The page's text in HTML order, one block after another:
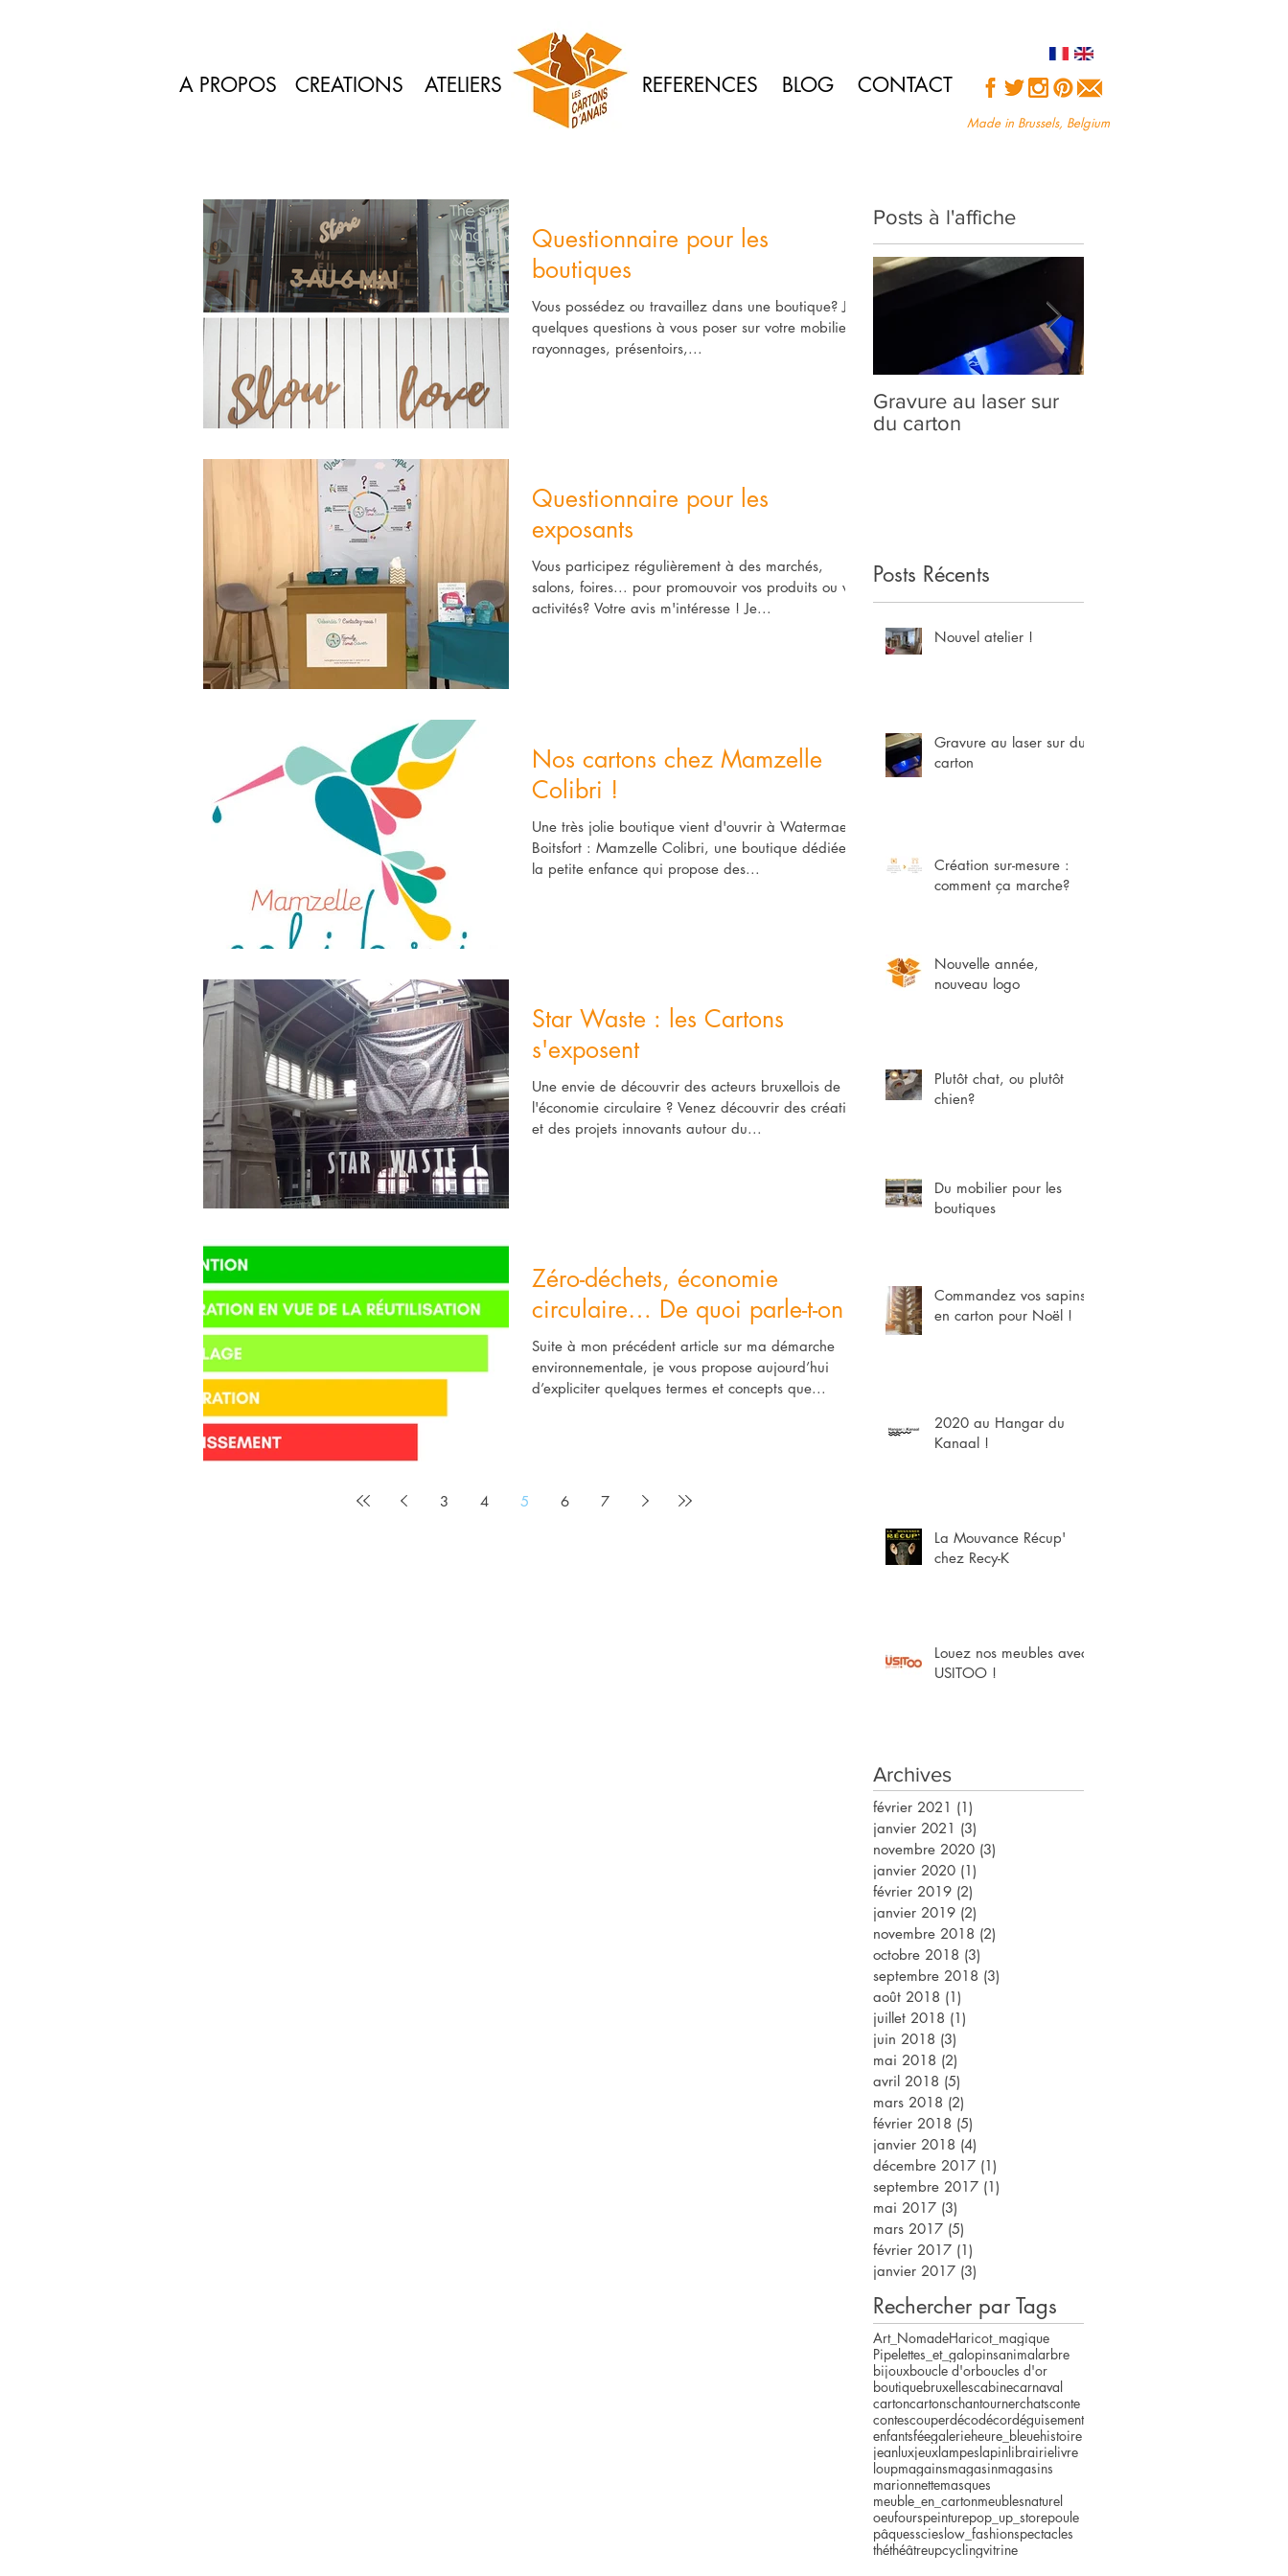
Made in Brussels, Belgium
A PROPOS CREATIONS ATELIERS REFERENCES BLOG CONTACT
Questionnaire pour les
boutiques
Vous possédez ou travaillez dans une boutique? J'ai
quelques questions à vous poser sur votre mobilier :
rayonnages, présentoirs,...
Questionnaire pour les
exposants
Vous participez régulièrement à des marchés,
salons, foires... pour promouvoir vos produits ou vos
activités? Votre avis m'intéresse ! Je...
Nos cartons chez Mamzelle
Colibri !
Une très jolie boutique vient d'ouvrir à Watermael-
Boitsfort : Mamzelle Colibri, une boutique dédiée à
la petite enfance qui propose des...
Star Waste : les Cartons
s'exposent
Une envie de découvrir des acteurs bruxellois de
l'économie circulaire ? Venez découvrir des créations
et des projets innovants autour du...
Zéro-déchets, économie
circulaire… De quoi parle-t-on ?
Suite à mon précédent article sur ma démarche
environnementale, je vous propose aujourd’hui
d’expliciter quelques termes et concepts que...
3 4 5 6 7
Posts à l'affiche
Gravure au laser sur
du carton
Posts Récents
Nouvel atelier !
Gravure au laser sur du
carton
Création sur-mesure :
comment ça marche?
Nouvelle année,
nouveau logo
Plutôt chat, ou plutôt
chien?
Du mobilier pour les
boutiques
Commandez vos sapins
en carton pour Noël !
2020 au Hangar du
Kanaal !
La Mouvance Récup'
chez Recy-K
Louez nos meubles avec
USITOO !
Archives
février 2021 (1)
janvier 2021 (3)
novembre 2020 (3)
janvier 2020 (1)
février 2019 (2)
janvier 2019 (2)
novembre 2018 (2)
octobre 2018 (3)
septembre 2018 (3)
août 2018 (1)
juillet 2018 (1)
juin 2018 (3)
mai 2018 (2)
avril 2018 (5)
mars 2018 (2)
février 2018 (5)
janvier 2018 (4)
décembre 2017 (1)
septembre 2017 (1)
mai 2017 (3)
mars 2017 (5)
février 2017 (1)
janvier 2017 (3)
Rechercher par Tags
Art_NomadeHaricot_magique
Pipelettes_et_galopinsanimalarbre
bijouxboucle d'orboucles d'or
boutiquebruxellescabinecarnaval
cartoncartonschantournerchatsconte
contescouperdécodécordéguisement
enfantsféegalerieheure_bleuehistoire
jeanluxjeuxlampeslapinlibrairielivre
loupmagainsmagasinmagasins
marionnettemasques
meuble_en_cartonmeublesnaturel
oeufourspeinturepop_up_storepoule
pâquesscieslow_fashionspectacles
théthéâtreupcyclingvitrine